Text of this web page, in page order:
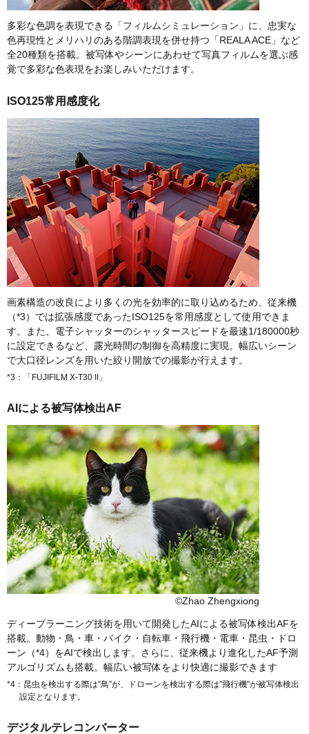
多彩な色調を表現できる「フィルムシミュレーション」に、忠実な
色再現性とメリハリのある階調表現を併せ持つ「REALA ACE」など
全20種類を搭載。被写体やシーンにあわせて写真フィルムを選ぶ感
覚で多彩な色表現をお楽しみいただけます。
ISO125常用感度化
画素構造の改良により多くの光を効率的に取り込めるため、従来機
（*3）では拡張感度であったISO125を常用感度として使用できま
す。また、電子シャッターのシャッタースピードを最速1/180000秒
に設定できるなど、露光時間の制御を高精度に実現。幅広いシーン
で大口径レンズを用いた絞り開放での撮影が行えます。
*3：「FUJIFILM X-T30 II」
AIによる被写体検出AF
©Zhao Zhengxiong
ディープラーニング技術を用いて開発したAIによる被写体検出AFを
搭載。動物・鳥・車・バイク・自転車・飛行機・電車・昆虫・ドロ
ーン（*4）をAIで検出します。さらに、従来機より進化したAF予測
アルゴリズムも搭載。幅広い被写体をより快適に撮影できます
*4：昆虫を検出する際は”鳥”が、ドローンを検出する際は”飛行機”が被写体検出
設定となります。
デジタルテレコンバーター